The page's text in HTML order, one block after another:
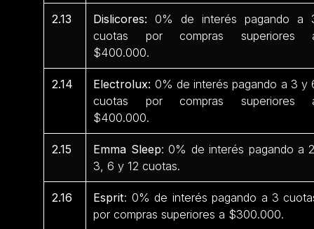
2.13 Dislicores: 0% de interés pagando a
cuotas por compras superiores
$400.000.
2.14 Electrolux: 0% de interés pagando a 3 y
cuotas por compras superiores
$400.000.
2.15 Emma Sleep: 0% de interés pagando a
3, 6 y 12 cuotas.
2.16 Esprit: 0% de interés pagando a 3
por compras superiores a $300.000.